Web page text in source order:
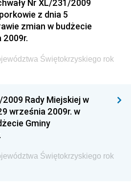
Głównej Policji
Pracy i Polityki
Transportu, Budownictwa
Spraw Zagranicznych
Biura
Patentowego
Nr XL/231/2009
z dnia 5
zmian w budżecie
2009r.
Świętokrzyskiego rok
Rady Miejskiej w
września 2009r. w
Gminy
Świętokrzyskiego rok